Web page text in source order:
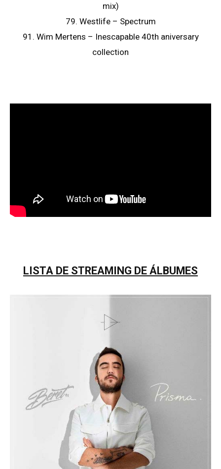
mix)
79. Westlife – Spectrum
91. Wim Mertens – Inescapable 40th aniversary
collection
LISTA DE STREAMING DE ÁLBUMES